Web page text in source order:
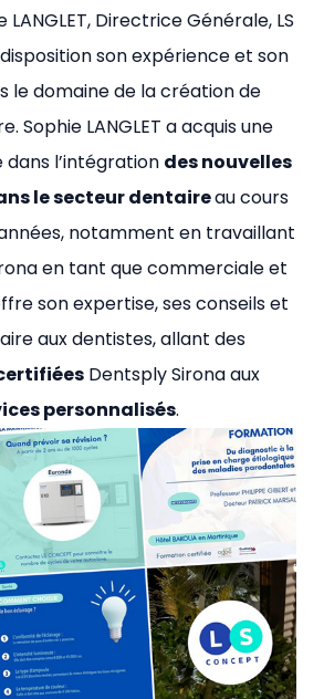
Directrice Générale, LS
son expérience et son
le domaine de la création de
Sophie LANGLET a acquis une
l’intégration des nouvelles
le secteur dentaireau cours
notamment en travaillant
en tant que commerciale et
son expertise, ses conseils et
aux dentistes, allant des
Dentsply Sirona aux
personnalisés.